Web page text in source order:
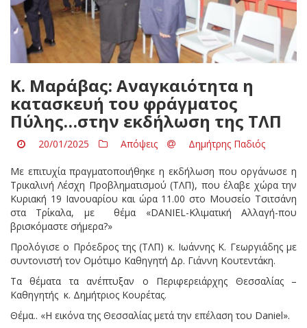
Κ. Μαράβας: Αναγκαιότητα η
κατασκευή του φράγματος
Πύλης…στην εκδήλωση της ΤΛΠ
20/01/2025 Απόψεις Δημήτρης Παδιός
Με επιτυχία πραγματοποιήθηκε η εκδήλωση που οργάνωσε η
Τρικαλινή Λέσχη Προβληματισμού (ΤΛΠ), που έλαβε χώρα την
Κυριακή 19 Ιανουαρίου και ώρα 11.00 στο Μουσείο Τσιτσάνη
στα Τρίκαλα, με θέμα «DANIEL-Κλιματική Αλλαγή-που
βρισκόμαστε σήμερα?»
Προλόγισε ο Πρόεδρος της (ΤΛΠ) κ. Ιωάννης Κ. Γεωργιάδης με
συντονιστή τον Ομότιμο Καθηγητή Δρ. Γιάννη Κουτεντάκη.
Τα θέματα τα ανέπτυξαν ο Περιφερειάρχης Θεσσαλίας –
Καθηγητής κ. Δημήτριος Κουρέτας.
Θέμα.. «Η εικόνα της Θεσσαλίας μετά την επέλαση του Daniel».